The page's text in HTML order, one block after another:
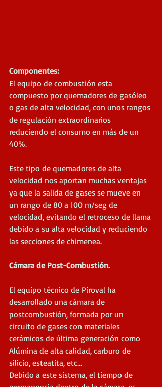
Componentes:
El equipo de combustión esta
compuesto por quemadores de gasóleo
o gas de alta velocidad, con unos rangos
de regulación extraordinarios
reduciendo el consumo en más de un
40%.
Este tipo de quemadores de alta
velocidad nos aportan muchas ventajas
ya que la salida de gases se mueve en
un rango de 80 a 100 m/seg de
velocidad, evitando el retroceso de llama
debido a su alta velocidad y reduciendo
las secciones de chimenea.
Cámara de Post-Combustión.
El equipo técnico de Piroval ha
desarrollado una cámara de
postcombustión, formada por un
circuito de gases con materiales
cerámicos de última generación como
Alúmina de alta calidad, carburo de
silicio, esteatita, etc...
Debido a este sistema, el tiempo de